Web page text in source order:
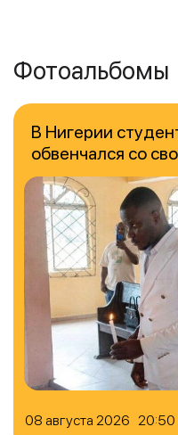
Фотоальбомы
08 августа 2026 20:50
В Нигерии
обвенчался со